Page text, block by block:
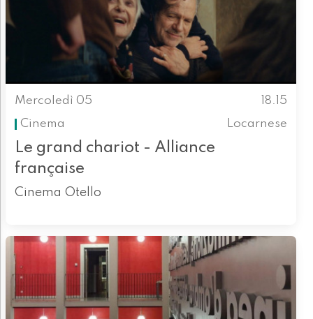
Mercoledì 05
18.15
Cinema
Locarnese
Le grand chariot - Alliance
française
Cinema Otello